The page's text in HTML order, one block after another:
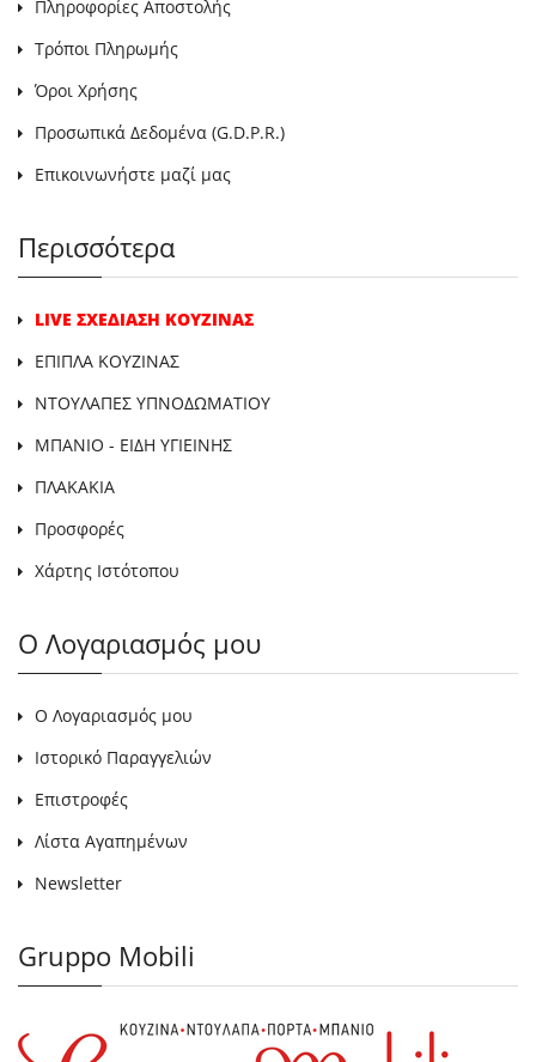
Πληροφορίες Αποστολής
Τρόποι Πληρωμής
Όροι Χρήσης
Προσωπικά Δεδομένα (G.D.P.R.)
Επικοινωνήστε μαζί μας
Περισσότερα
LIVE ΣΧΕΔΙΑΣΗ ΚΟΥΖΙΝΑΣ
ΕΠΙΠΛΑ ΚΟΥΖΙΝΑΣ
ΝΤΟΥΛΑΠΕΣ ΥΠΝΟΔΩΜΑΤΙΟΥ
ΜΠΑΝΙΟ - ΕΙΔΗ ΥΓΙΕΙΝΗΣ
ΠΛΑΚΑΚΙΑ
Προσφορές
Χάρτης Ιστότοπου
Ο Λογαριασμός μου
Ο Λογαριασμός μου
Ιστορικό Παραγγελιών
Επιστροφές
Λίστα Αγαπημένων
Newsletter
Gruppo Mobili